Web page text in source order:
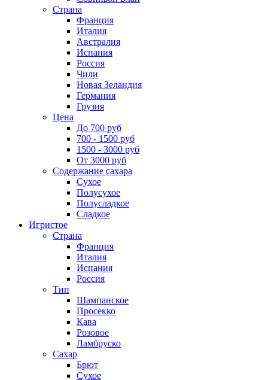
Страна
Франция
Италия
Австралия
Испания
Россия
Чили
Новая Зеландия
Германия
Грузия
Цена
До 700 руб
700 - 1500 руб
1500 - 3000 руб
От 3000 руб
Содержание сахара
Сухое
Полусухое
Полусладкое
Сладкое
Игристое
Страна
Франция
Италия
Испания
Россия
Тип
Шампанское
Просекко
Кава
Розовое
Ламбруско
Сахар
Брют
Сухое